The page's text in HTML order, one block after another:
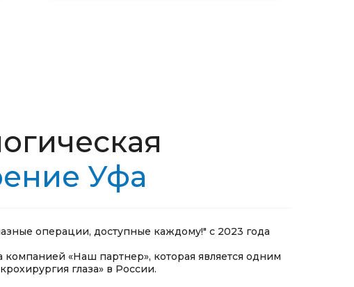
Уфа
операции, доступные каждому!" с 2023 года
компанией «Наш партнер», которая является одним
глаза» в России.